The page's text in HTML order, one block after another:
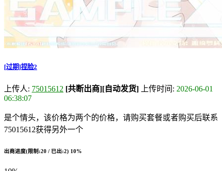
[过期]捏脸2
上传人: 75015612 [共断出商][自动发货] 上传时间: 2026-06-01
06:38:07
是个情头，该价格为两个的价格，请购买套餐或者购买后联系
75015612获得另外一个
出商进度(限制:20 / 已出:2) 10%